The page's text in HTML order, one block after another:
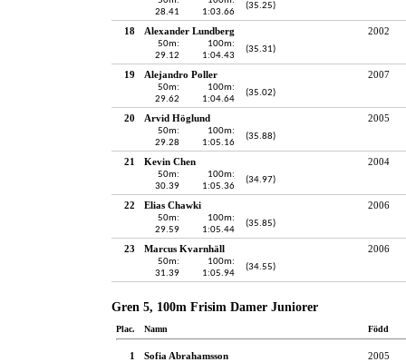
28.41
1:03.66
(35.25)
18 Alexander Lundberg 2002
50m:
29.12
100m:
1:04.43
(35.31)
19 Alejandro Poller 2007
50m:
29.62
100m:
1:04.64
(35.02)
20 Arvid Höglund 2005
50m:
29.28
100m:
1:05.16
(35.88)
21 Kevin Chen 2004
50m:
30.39
100m:
1:05.36
(34.97)
22 Elias Chawki 2006
50m:
29.59
100m:
1:05.44
(35.85)
23 Marcus Kvarnhäll 2006
50m:
31.39
100m:
1:05.94
(34.55)
Gren 5, 100m Frisim Damer Juniorer
Plac. Namn Född
1 Sofia Abrahamsson 2005